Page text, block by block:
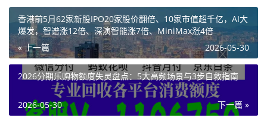
香港前5月62家新股IPO20家股价翻倍、10家市值超千亿，AI大
爆发，智谱涨12倍、深演智能涨7倍、MiniMax涨4倍
« 上一篇
2026-05-30
2026分期乐购物额度失灵盘点：5大高频场景与3步自救指南
下一篇 »
2026-05-30